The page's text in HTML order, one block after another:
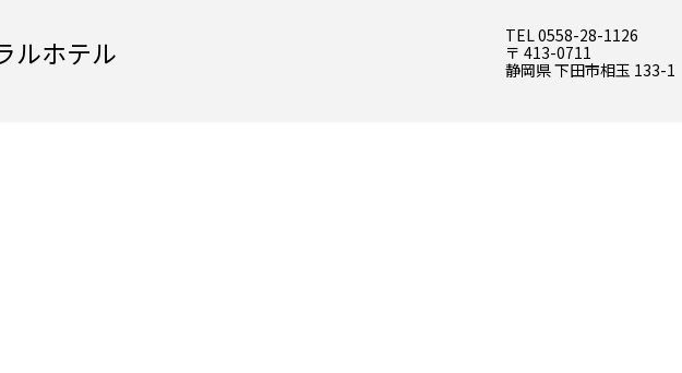
ルホテル
TEL 0558-28-1126
〒 413-0711
静岡県 下田市相玉 133-1